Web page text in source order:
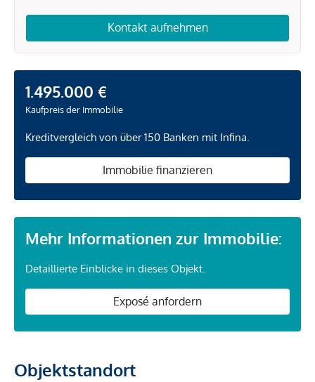
Kontakt aufnehmen
1.495.000 €
Kaufpreis der Immobilie
Kreditvergleich von über 150 Banken mit Infina.
Immobilie finanzieren
Mehr Informationen zur Immobilie:
Detaillierte Einblicke in dieses Objekt.
Exposé anfordern
Objektstandort